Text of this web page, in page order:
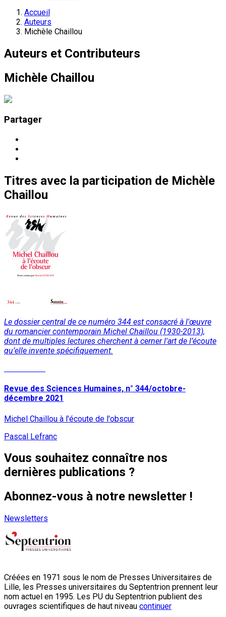
Accueil
Auteurs
Michèle Chaillou
Auteurs et Contributeurs
Michèle Chaillou
Partager
Titres avec la participation de Michèle
Chaillou
Le dossier central de ce numéro 344 est consacré à l'œuvre
du romancier contemporain Michel Chaillou (1930-2013),
dont de multiples lectures cherchent à cerner l'art de l’écoute
qu’elle invente spécifiquement.
Revue des Sciences Humaines, n° 344/octobre-
décembre 2021
Michel Chaillou à l'écoute de l'obscur
Pascal Lefranc
Vous souhaitez connaître nos
dernières publications ?
Abonnez-vous à notre newsletter !
Newsletters
Créées en 1971 sous le nom de Presses Universitaires de
Lille, les Presses universitaires du Septentrion prennent leur
nom actuel en 1995. Les PU du Septentrion publient des
ouvrages scientifiques de haut niveau continuer